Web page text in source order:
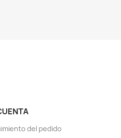
del pedido